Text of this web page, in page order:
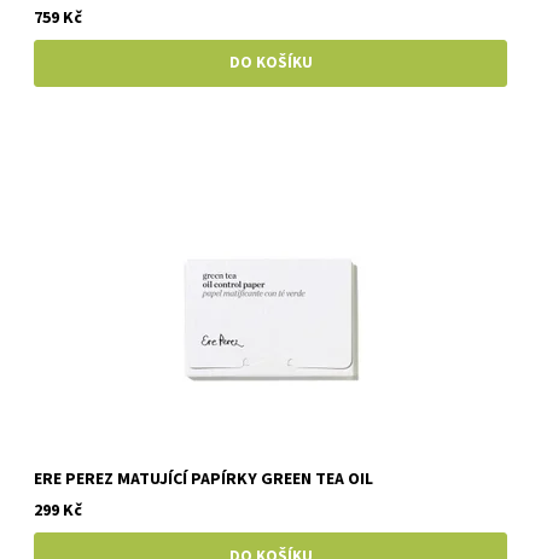
759 Kč
ERE PEREZ MATUJÍCÍ PAPÍRKY GREEN TEA OIL
299 Kč